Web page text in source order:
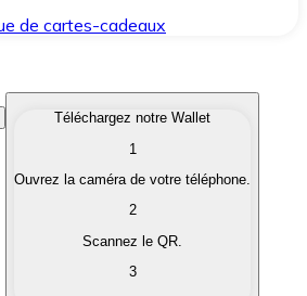
de cartes-cadeaux
qui vous intéressent
cryptomonnaies en monnaie
Téléchargez notre Wallet
1
Ouvrez la caméra de votre téléphone.
2
Scannez le QR.
3